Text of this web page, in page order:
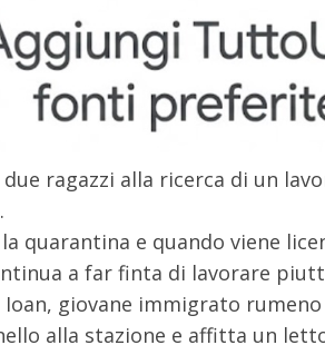
due ragazzi alla ricerca di un
quarantina e quando viene
a far finta di lavorare
Ioan, giovane immigrato
alla stazione e affitta un